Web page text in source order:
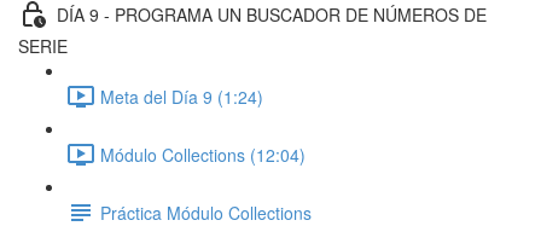
DÍA 9 - PROGRAMA UN BUSCADOR DE NÚMEROS DE
SERIE
Meta del Día 9 (1:24)
Módulo Collections (12:04)
Práctica Módulo Collections